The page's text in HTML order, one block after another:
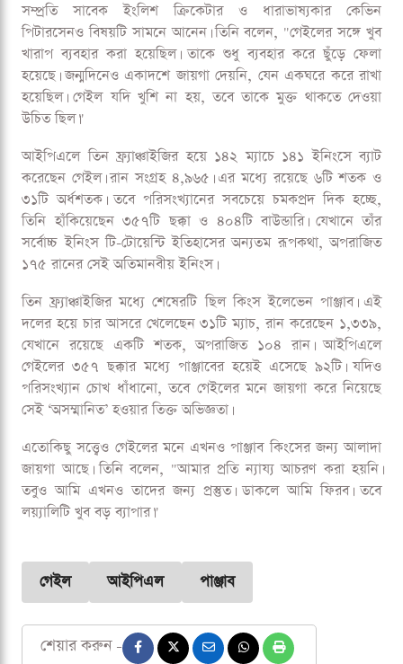
সম্প্রতি সাবেক ইংলিশ ক্রিকেটার ও ধারাভাষ্যকার কেভিন
পিটারসেনও বিষয়টি সামনে আনেন। তিনি বলেন, "গেইলের সঙ্গে খুব
খারাপ ব্যবহার করা হয়েছিল। তাকে শুধু ব্যবহার করে ছুঁড়ে ফেলা
হয়েছে। জন্মদিনেও একাদশে জায়গা দেয়নি, যেন একঘরে করে রাখা
হয়েছিল। গেইল যদি খুশি না হয়, তবে তাকে মুক্ত থাকতে দেওয়া
উচিত ছিল।"
আইপিএলে তিন ফ্র্যাঞ্চাইজির হয়ে ১৪২ ম্যাচে ১৪১ ইনিংসে ব্যাট
করেছেন গেইল। রান সংগ্রহ ৪,৯৬৫। এর মধ্যে রয়েছে ৬টি শতক ও
৩১টি অর্ধশতক। তবে পরিসংখ্যানের সবচেয়ে চমকপ্রদ দিক হচ্ছে,
তিনি হাঁকিয়েছেন ৩৫৭টি ছক্কা ও ৪০৪টি বাউন্ডারি। যেখানে তাঁর
সর্বোচ্চ ইনিংস টি-টোয়েন্টি ইতিহাসের অন্যতম রূপকথা, অপরাজিত
১৭৫ রানের সেই অতিমানবীয় ইনিংস।
তিন ফ্র্যাঞ্চাইজির মধ্যে শেষেরটি ছিল কিংস ইলেভেন পাঞ্জাব। এই
দলের হয়ে চার আসরে খেলেছেন ৩১টি ম্যাচ, রান করেছেন ১,৩৩৯,
যেখানে রয়েছে একটি শতক, অপরাজিত ১০৪ রান। আইপিএলে
গেইলের ৩৫৭ ছক্কার মধ্যে পাঞ্জাবের হয়েই এসেছে ৯২টি। যদিও
পরিসংখ্যান চোখ ধাঁধানো, তবে গেইলের মনে জায়গা করে নিয়েছে
সেই ‘অসম্মানিত’ হওয়ার তিক্ত অভিজ্ঞতা।
এতোকিছু সত্ত্বেও গেইলের মনে এখনও পাঞ্জাব কিংসের জন্য আলাদা
জায়গা আছে। তিনি বলেন, "আমার প্রতি ন্যায্য আচরণ করা হয়নি।
তবুও আমি এখনও তাদের জন্য প্রস্তুত। ডাকলে আমি ফিরব। তবে
লয়্যালিটি খুব বড় ব্যাপার।"
গেইল আইপিএল পাঞ্জাব
শেয়ার করুন -